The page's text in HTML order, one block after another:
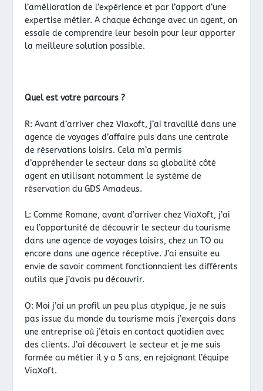
l’amélioration de l’expérience et par l’apport d’une
expertise métier. A chaque échange avec un agent, on
essaie de comprendre leur besoin pour leur apporter
la meilleure solution possible.
Quel est votre parcours ?
R: Avant d’arriver chez Viaxoft, j’ai travaillé dans une
agence de voyages d’affaire puis dans une centrale
de réservations loisirs. Cela m’a permis
d’appréhender le secteur dans sa globalité côté
agent en utilisant notamment le système de
réservation du GDS Amadeus.
L: Comme Romane, avant d’arriver chez ViaXoft, j’ai
eu l’opportunité de découvrir le secteur du tourisme
dans une agence de voyages loisirs, chez un TO ou
encore dans une agence réceptive. J’ai ensuite eu
envie de savoir comment fonctionnaient les différents
outils que j’avais pu découvrir.
O: Moi j’ai un profil un peu plus atypique, je ne suis
pas issue du monde du tourisme mais j’exerçais dans
une entreprise où j’étais en contact quotidien avec
des clients. J’ai découvert le secteur et je me suis
formée au métier il y a 5 ans, en rejoignant l’équipe
ViaXoft.